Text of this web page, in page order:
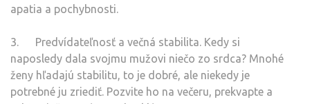
apatia a pochybnosti.
3. Predvídateľnosť a večná stabilita. Kedy si
naposledy dala svojmu mužovi niečo zo srdca? Mnohé
ženy hľadajú stabilitu, to je dobré, ale niekedy je
potrebné ju zriediť. Pozvite ho na večeru, prekvapte a